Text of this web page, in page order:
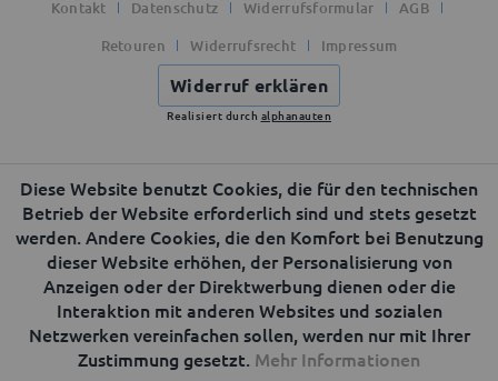
Kontakt Datenschutz Widerrufsformular
AGB
Retouren
Widerrufsrecht Impressum
Widerruf erklären
Realisiert durch alphanauten
Diese Website benutzt Cookies, die für den technischen
Betrieb der Website erforderlich sind und stets gesetzt
werden. Andere Cookies, die den Komfort bei Benutzung
dieser Website erhöhen, der Personalisierung von
Anzeigen oder der Direktwerbung dienen oder die
Interaktion mit anderen Websites und sozialen
Netzwerken vereinfachen sollen, werden nur mit Ihrer
Zustimmung gesetzt. Mehr Informationen